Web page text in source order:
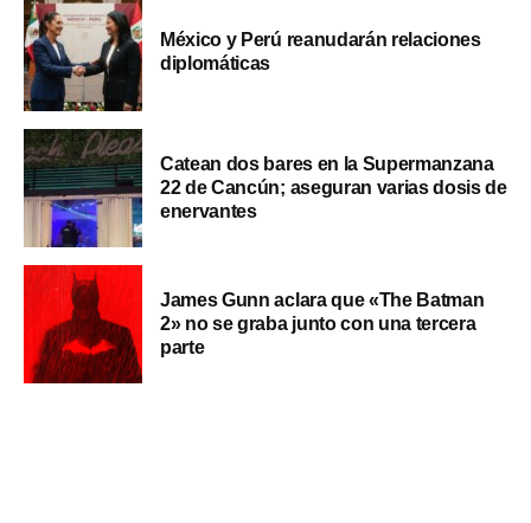
México y Perú reanudarán relaciones
diplomáticas
Catean dos bares en la Supermanzana
22 de Cancún; aseguran varias dosis de
enervantes
James Gunn aclara que «The Batman
2» no se graba junto con una tercera
parte